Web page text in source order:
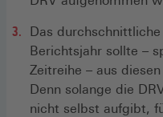
Das
Berichtsjahr sollte –
Zeitreihe – aus
Denn solange die
nicht selbst aufgibt,